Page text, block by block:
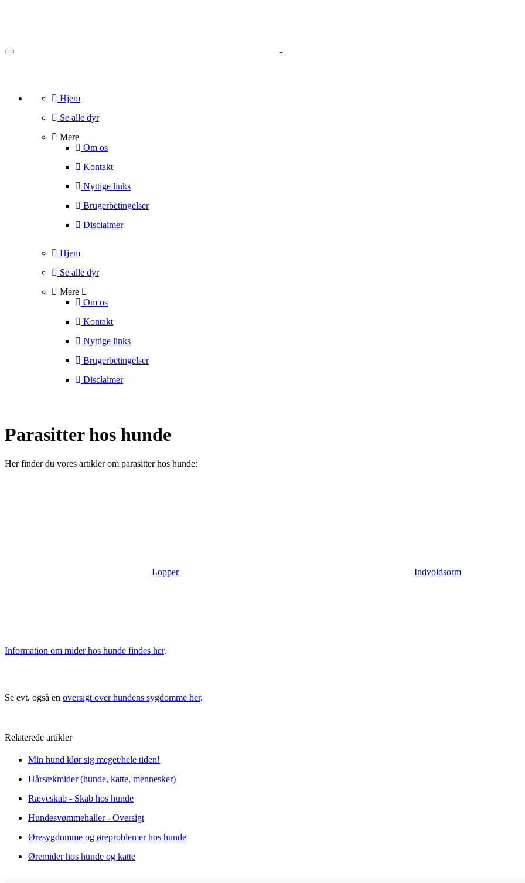
Toggle
Hjem
Se alle dyr
Mere
Om os
Kontakt
Nyttige links
Brugerbetingelser
Disclaimer
Hjem
Se alle dyr
Mere
Om os
Kontakt
Nyttige links
Brugerbetingelser
Disclaimer
Parasitter hos hunde
Her finder du vores artikler om parasitter hos hunde:
Lopper Indvoldsorm
Information om mider hos hunde findes her.
Se evt. også en oversigt over hundens sygdomme her.
Relaterede artikler
Min hund klør sig meget/hele tiden!
Hårsækmider (hunde, katte, mennesker)
Ræveskab - Skab hos hunde
Hundesvømmehaller - Oversigt
Øresygdomme og øreproblemer hos hunde
Øremider hos hunde og katte